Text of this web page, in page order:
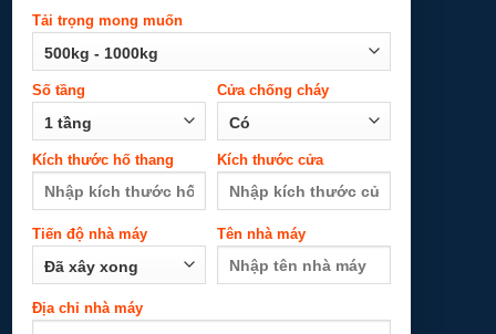
Tiến độ nhà
Tên nhà máy
Tải trọng mong muốn
Số tầng Cửa chống cháy
Kích thước hố thang Kích thước cửa
Tiến độ nhà máy Tên nhà máy
Địa chỉ nhà máy